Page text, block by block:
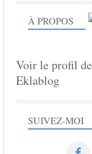
SUIVEZ-MOI
À PROPOS
Voir le profil de
Eklablog